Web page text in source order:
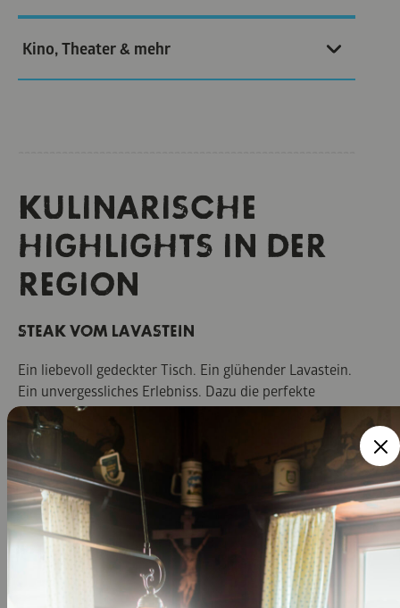
Kino, Theater & mehr
KULINARISCHE
HIGHLIGHTS IN DER
REGION
STEAK VOM LAVASTEIN
Ein liebevoll gedeckter Tisch. Ein glühender Lavastein.
Ein unvergessliches Erlebniss. Dazu die perfekte
Kruste außen, saftiges Inneres. Gönn dir ein garantiert
heißes Geschmackserlebnis im
in Bayrischzell.
ERLEBNISKOCHEN
Viele Köche verderben den Brei? Beim
Erlebniskochen
im Hasenöhrl
Geitau ist es ein Leichtes, dieses
Sprichwort zu widerlegen. Du wirst es schmecken!